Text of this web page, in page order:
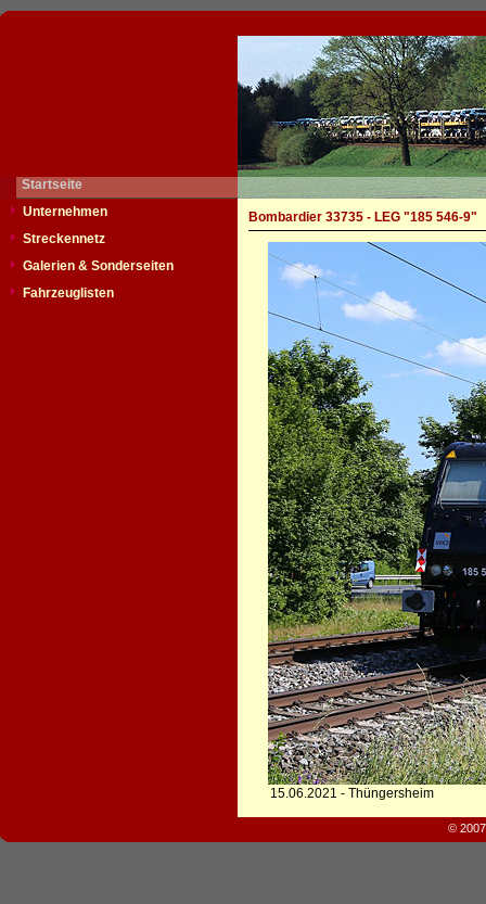
Startseite
Unternehmen
Streckennetz
Galerien & Sonderseiten
Fahrzeuglisten
Bombardier 33735 - LEG "185 546-9"
15.06.2021 - Thüngersheim
©